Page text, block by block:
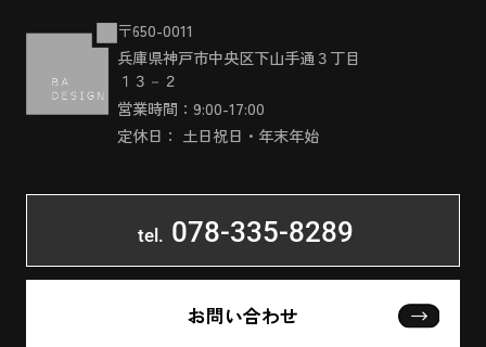
〒650-0011
兵庫県神戸市中央区下山手通３丁目
１３－２
営業時間：9:00-17:00
定休日： 土日祝日・年末年始
tel. 078-335-8289
お問い合わせ